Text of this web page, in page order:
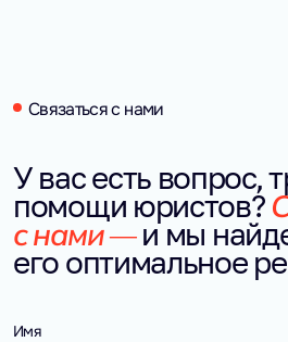
Связаться с нами
У вас есть вопрос,
помощи юристов?
с нами — и мы
его оптимальное
Имя